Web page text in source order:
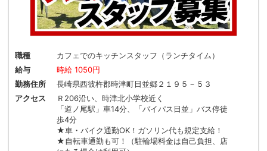
職種
カフェでのキッチンスタッフ（ランチタイム）
給与
時給 1050円
勤務住所
長崎県西彼杵郡時津町日並郷２１９５－５３
アクセス
Ｒ206沿い、時津北小学校近く
「道ノ尾駅」車14分、「バイパス日並」バス停徒
歩4分
★車・バイク通勤OK！ガソリン代も規定支給！
★自転車通勤も可！（駐輪場料金は自己負担、店